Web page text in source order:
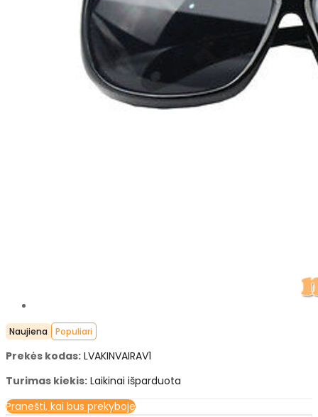
Naujiena Populiari
Prekės kodas: LVAKINVAIRAV1
Turimas kiekis: Laikinai išparduota
Pranešti, kai bus prekyboje